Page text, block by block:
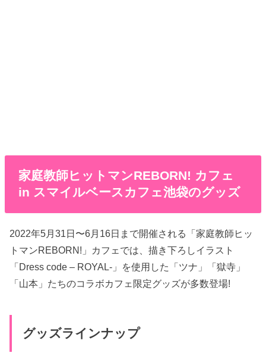
家庭教師ヒットマンREBORN! カフェ
in スマイルベースカフェ池袋のグッズ
2022年5月31日〜6月16日まで開催される「家庭教師ヒッ
トマンREBORN!」カフェでは、描き下ろしイラスト
「Dress code – ROYAL-」を使用した「ツナ」「獄寺」
「山本」たちのコラボカフェ限定グッズが多数登場!
グッズラインナップ